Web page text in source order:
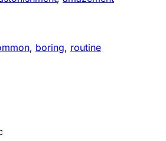
, boring, routine